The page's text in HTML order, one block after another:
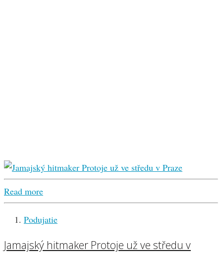
Read more
Podujatie
Jamajský hitmaker Protoje už ve středu v